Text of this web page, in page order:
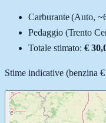
Carburante (Auto, ~
Pedaggio (Trento
Totale stimato:€
Stime indicative (benzina